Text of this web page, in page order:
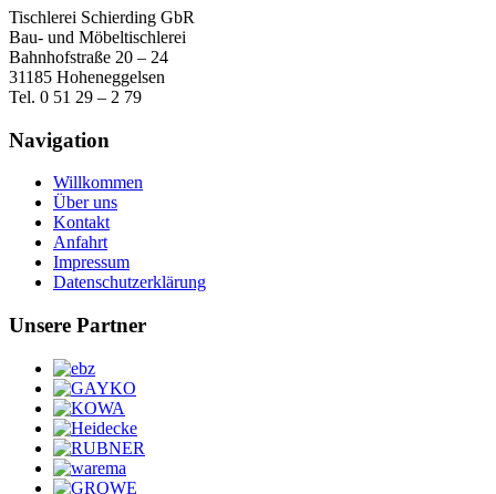
Tischlerei Schierding GbR
Bau- und Möbeltischlerei
Bahnhofstraße 20 – 24
31185 Hoheneggelsen
Tel. 0 51 29 – 2 79
Navigation
Willkommen
Über uns
Kontakt
Anfahrt
Impressum
Datenschutzerklärung
Unsere Partner